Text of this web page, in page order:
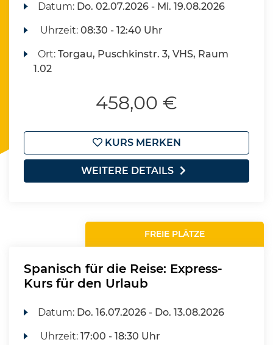
Datum: Do. 02.07.2026 - Mi. 19.08.2026
Uhrzeit:08:30 - 12:40 Uhr
Ort:Torgau, Puschkinstr. 3, VHS, Raum
1.02
458,00 €
KURS MERKEN
WEITERE DETAILS
FREIE PLÄTZE
Spanisch für die Reise: Express-
Kurs für den Urlaub
Datum: Do. 16.07.2026 - Do. 13.08.2026
Uhrzeit:17:00 - 18:30 Uhr